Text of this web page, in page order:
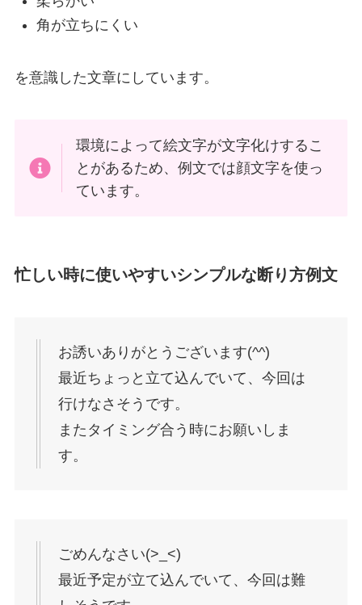
角が立ちにくい
を意識した文章にしています。
環境によって絵文字が文字化けするこ
とがあるため、例文では顔文字を使っ
ています。
忙しい時に使いやすいシンプルな断り方例文
お誘いありがとうございます(^^)
最近ちょっと立て込んでいて、今回は
行けなさそうです。
またタイミング合う時にお願いしま
す。
ごめんなさい(>_<)
最近予定が立て込んでいて、今回は難